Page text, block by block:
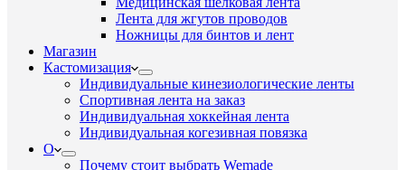
Лента для жгутов проводов
Ножницы для бинтов и лент
Магазин
Кастомизация
Индивидуальные кинезиологические ленты
Спортивная лента на заказ
Индивидуальная хоккейная лента
Индивидуальная когезивная повязка
О
Почему стоит выбрать Wemade